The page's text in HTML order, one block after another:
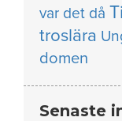
var det då
troslära
domen
Senaste